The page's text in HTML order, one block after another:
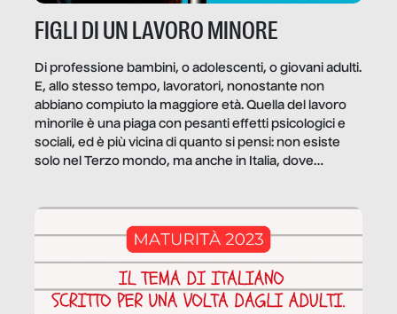
FIGLI DI UN LAVORO MINORE
Di professione bambini, o adolescenti, o giovani adulti.
E, allo stesso tempo, lavoratori, nonostante non
abbiano compiuto la maggiore età. Quella del lavoro
minorile è una piaga con pesanti effetti psicologici e
sociali, ed è più vicina di quanto si pensi: non esiste
solo nel Terzo mondo, ma anche in Italia, dove